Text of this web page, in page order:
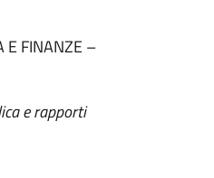
E FINANZE –
e rapporti